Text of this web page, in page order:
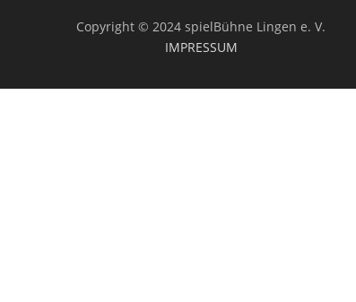
Copyright © 2024 spielBühne Lingen e. V.
IMPRESSUM